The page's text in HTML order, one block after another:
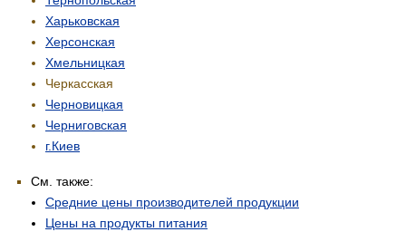
Харьковская
Херсонская
Хмельницкая
Черкасская
Черновицкая
Черниговская
г.Киев
См. также:
Средние цены производителей продукции
Цены на продукты питания